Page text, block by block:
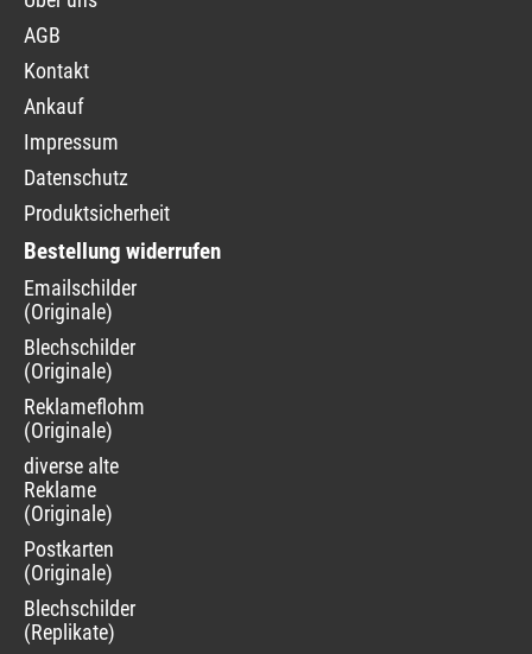
AGB
Kontakt
Ankauf
Impressum
Datenschutz
Produktsicherheit
Bestellung widerrufen
Navigation
überspringen
Emailschilder
(Originale)
Blechschilder
(Originale)
Reklameflohmarkt
(Originale)
diverse alte
Reklame
(Originale)
Postkarten
(Originale)
Blechschilder
(Replikate)